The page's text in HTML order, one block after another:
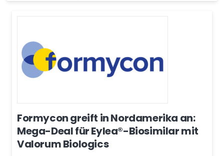
Formycon greift in Nordamerika an:
Mega-Deal für Eylea®-Biosimilar mit
Valorum Biologics